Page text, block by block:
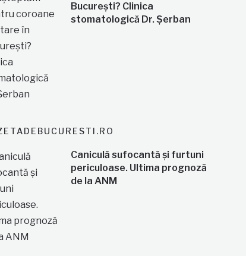
București? Clinica
stomatologică Dr. Șerban
Caniculă sufocantă și furtuni
periculoase. Ultima prognoză
de la ANM